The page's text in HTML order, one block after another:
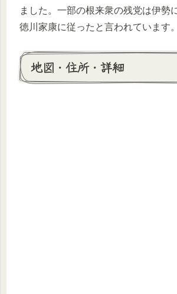
ました。一部の根来衆の残党は伊勢
徳川家康に従ったと言われています。
地図・住所・詳細